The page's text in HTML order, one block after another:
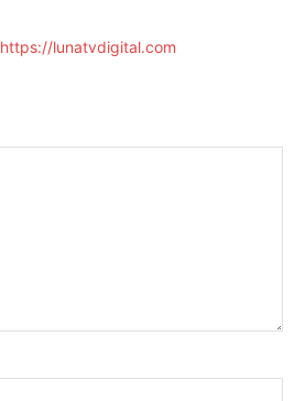
https://lunatvdigital.com